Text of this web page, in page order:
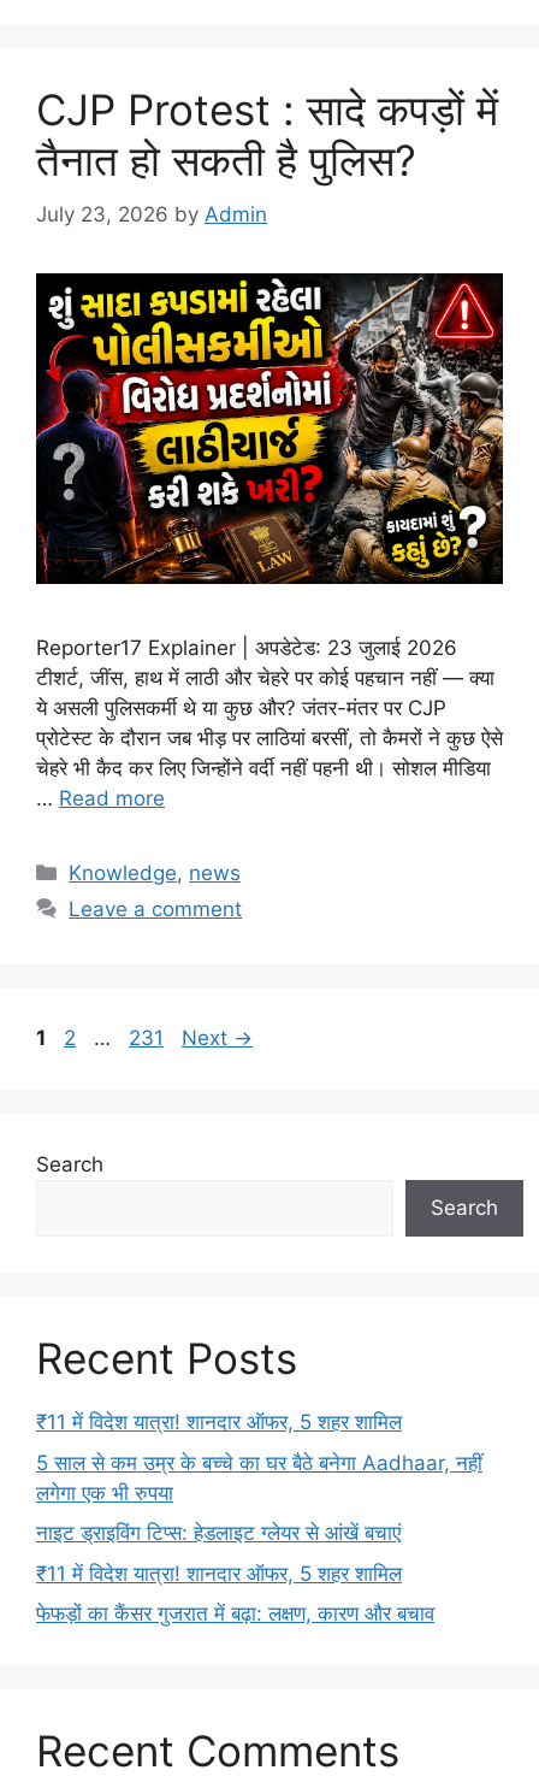
CJP Protest : सादे कपड़ों में
तैनात हो सकती है पुलिस?
July 23, 2026 by Admin
Reporter17 Explainer | अपडेटेड: 23 जुलाई 2026
टीशर्ट, जींस, हाथ में लाठी और चेहरे पर कोई पहचान नहीं — क्या
ये असली पुलिसकर्मी थे या कुछ और? जंतर-मंतर पर CJP
प्रोटेस्ट के दौरान जब भीड़ पर लाठियां बरसीं, तो कैमरों ने कुछ ऐसे
चेहरे भी कैद कर लिए जिन्होंने वर्दी नहीं पहनी थी। सोशल मीडिया
… Read more
Categories
Knowledge, news
Leave a comment
Page
1 Page
2 … Page
231 Next →
Search
Search
Recent Posts
₹11 में विदेश यात्रा! शानदार ऑफर, 5 शहर शामिल
5 साल से कम उम्र के बच्चे का घर बैठे बनेगा Aadhaar, नहीं
लगेगा एक भी रुपया
नाइट ड्राइविंग टिप्स: हेडलाइट ग्लेयर से आंखें बचाएं
₹11 में विदेश यात्रा! शानदार ऑफर, 5 शहर शामिल
फेफड़ों का कैंसर गुजरात में बढ़ा: लक्षण, कारण और बचाव
Recent Comments